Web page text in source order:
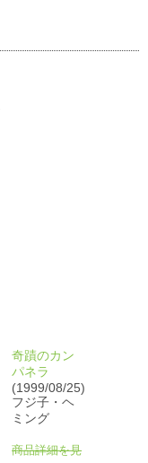
奇蹟のカン
パネラ
(1999/08/25)
フジ子・ヘ
ミング
商品詳細を見